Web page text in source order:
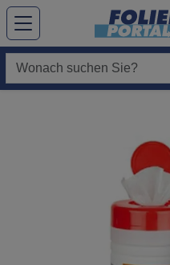
Hauptregion der Seite